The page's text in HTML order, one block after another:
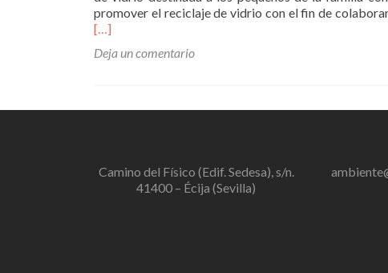
promover el reciclaje de vidrio con el fin de
[…]
Deja un comentario
Camino del Físico (Edif. Sedesa), s/n.
41400 – Écija (Sevilla)